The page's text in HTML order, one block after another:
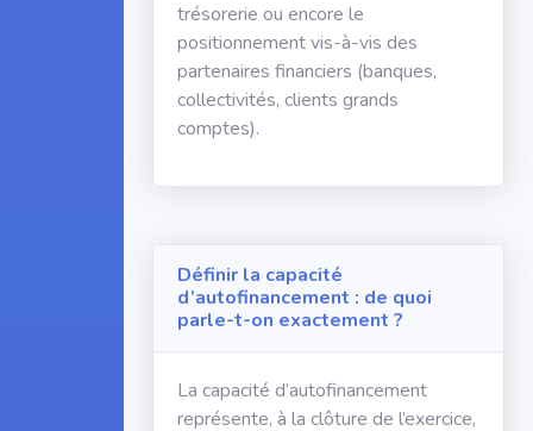
trésorerie ou encore le
positionnement vis-à-vis des
partenaires financiers (banques,
collectivités, clients grands
comptes).
Définir la capacité
d’autofinancement : de quoi
parle-t-on exactement ?
La capacité d’autofinancement
représente, à la clôture de l’exercice,